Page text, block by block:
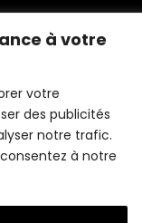
à votre
votre
des publicités
notre trafic.
à notre
Carre agency